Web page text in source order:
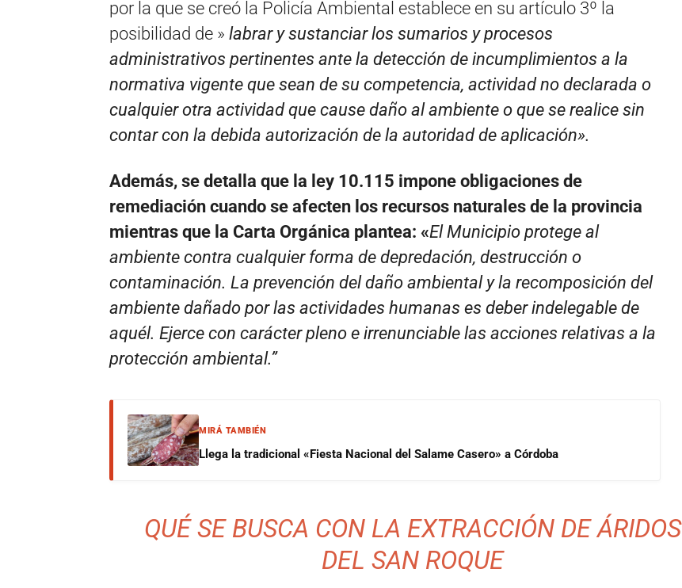
por la que se creó la Policía Ambiental establece en su artículo 3º la
posibilidad de » labrar y sustanciar los sumarios y procesos
administrativos pertinentes ante la detección de incumplimientos a la
normativa vigente que sean de su competencia, actividad no declarada o
cualquier otra actividad que cause daño al ambiente o que se realice sin
contar con la debida autorización de la autoridad de aplicación».
Además, se detalla que la ley 10.115 impone obligaciones de
remediación cuando se afecten los recursos naturales de la provincia
mientras que la Carta Orgánica plantea: «El Municipio protege al
ambiente contra cualquier forma de depredación, destrucción o
contaminación. La prevención del daño ambiental y la recomposición del
ambiente dañado por las actividades humanas es deber indelegable de
aquél. Ejerce con carácter pleno e irrenunciable las acciones relativas a la
protección ambiental.”
MIRÁ TAMBIÉN
Llega la tradicional «Fiesta Nacional del Salame Casero» a Córdoba
QUÉ SE BUSCA CON LA EXTRACCIÓN DE ÁRIDOS
DEL SAN ROQUE